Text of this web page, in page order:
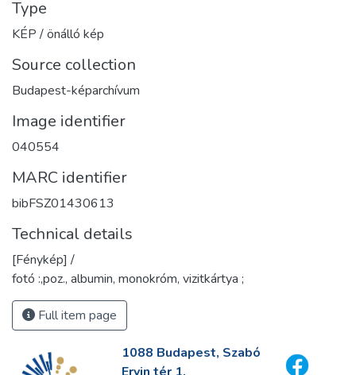
Type
KÉP / önálló kép
Source collection
Budapest-képarchívum
Image identifier
040554
MARC identifier
bibFSZ01430613
Technical details
[Fénykép] /
fotó :,poz., albumin, monokróm, vizitkártya ;
Full item page
1088 Budapest, Szabó